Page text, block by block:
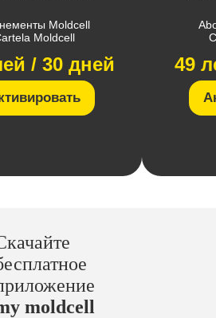
Moldcell
Moldcell
/ 30 дней 49
moldcell